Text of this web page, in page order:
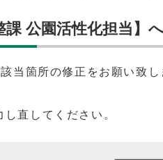
課 公園活性化担当】
当箇所の修正をお願い致し
直してください。